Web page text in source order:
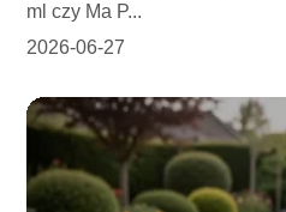
ml czy Ma P...
2026-06-27